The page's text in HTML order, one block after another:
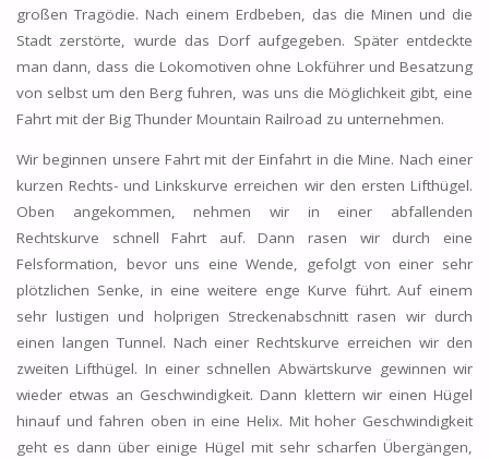
großen Tragödie. Nach einem Erdbeben, das die Minen und die
Stadt zerstörte, wurde das Dorf aufgegeben. Später entdeckte
man dann, dass die Lokomotiven ohne Lokführer und Besatzung
von selbst um den Berg fuhren, was uns die Möglichkeit gibt, eine
Fahrt mit der Big Thunder Mountain Railroad zu unternehmen.
Wir beginnen unsere Fahrt mit der Einfahrt in die Mine. Nach einer
kurzen Rechts- und Linkskurve erreichen wir den ersten Lifthügel.
Oben angekommen, nehmen wir in einer abfallenden
Rechtskurve schnell Fahrt auf. Dann rasen wir durch eine
Felsformation, bevor uns eine Wende, gefolgt von einer sehr
plötzlichen Senke, in eine weitere enge Kurve führt. Auf einem
sehr lustigen und holprigen Streckenabschnitt rasen wir durch
einen langen Tunnel. Nach einer Rechtskurve erreichen wir den
zweiten Lifthügel. In einer schnellen Abwärtskurve gewinnen wir
wieder etwas an Geschwindigkeit. Dann klettern wir einen Hügel
hinauf und fahren oben in eine Helix. Mit hoher Geschwindigkeit
geht es dann über einige Hügel mit sehr scharfen Übergängen,